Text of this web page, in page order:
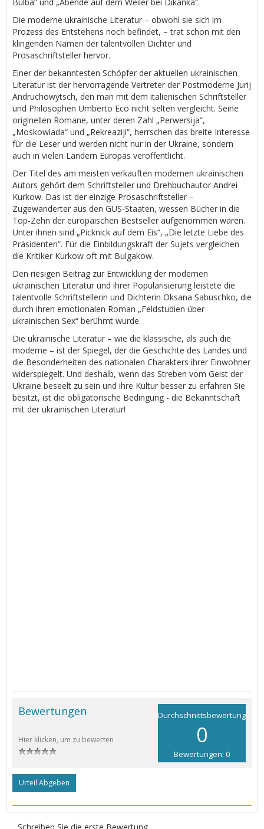
Die moderne ukrainische Literatur – obwohl sie sich im
Prozess des Entstehens noch befindet, – trat schon mit den
klingenden Namen der talentvollen Dichter und
Prosaschriftsteller hervor.
Einer der bekanntesten Schöpfer der aktuellen ukrainischen
Literatur ist der hervorragende Vertreter der Postmoderne Jurij
Andruchowytsch, den man mit dem italienischen Schriftsteller
und Philosophen Umberto Eco nicht selten vergleicht. Seine
originellen Romane, unter deren Zahl „Perwersija“,
„Moskowiada“ und „Rekreaziji“, herrschen das breite Interesse
für die Leser und werden nicht nur in der Ukraine, sondern
auch in vielen Ländern Europas veröffentlicht.
Der Titel des am meisten verkauften modernen ukrainischen
Autors gehört dem Schriftsteller und Drehbuchautor Andrei
Kurkow. Das ist der einzige Prosaschriftsteller –
Zugewanderter aus den GUS-Staaten, wessen Bücher in die
Top-Zehn der europäischen Bestseller aufgenommen waren.
Unter ihnen sind „Picknick auf dem Eis“, „Die letzte Liebe des
Präsidenten“. Für die Einbildungskraft der Sujets vergleichen
die Kritiker Kurkow oft mit Bulgakow.
Den riesigen Beitrag zur Entwicklung der modernen
ukrainischen Literatur und ihrer Popularisierung leistete die
talentvolle Schriftstellerin und Dichterin Oksana Sabuschko, die
durch ihren emotionalen Roman „Feldstudien über
ukrainischen Sex“ berühmt wurde.
Die ukrainische Literatur – wie die klassische, als auch die
moderne – ist der Spiegel, der die Geschichte des Landes und
die Besonderheiten des nationalen Charakters ihrer Einwohner
widerspiegelt. Und deshalb, wenn das Streben vom Geist der
Ukraine beseelt zu sein und ihre Kultur besser zu erfahren Sie
besitzt, ist die obligatorische Bedingung - die Bekanntschaft
mit der ukrainischen Literatur!
Durchschnittsbewertung
0
Bewertungen: 0
Bewertungen
Hier klicken, um zu bewerten
Urteil Abgeben
Schreiben Sie die erste Bewertung